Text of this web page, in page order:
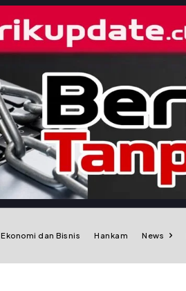
Ekonomi dan Bisnis Hankam News